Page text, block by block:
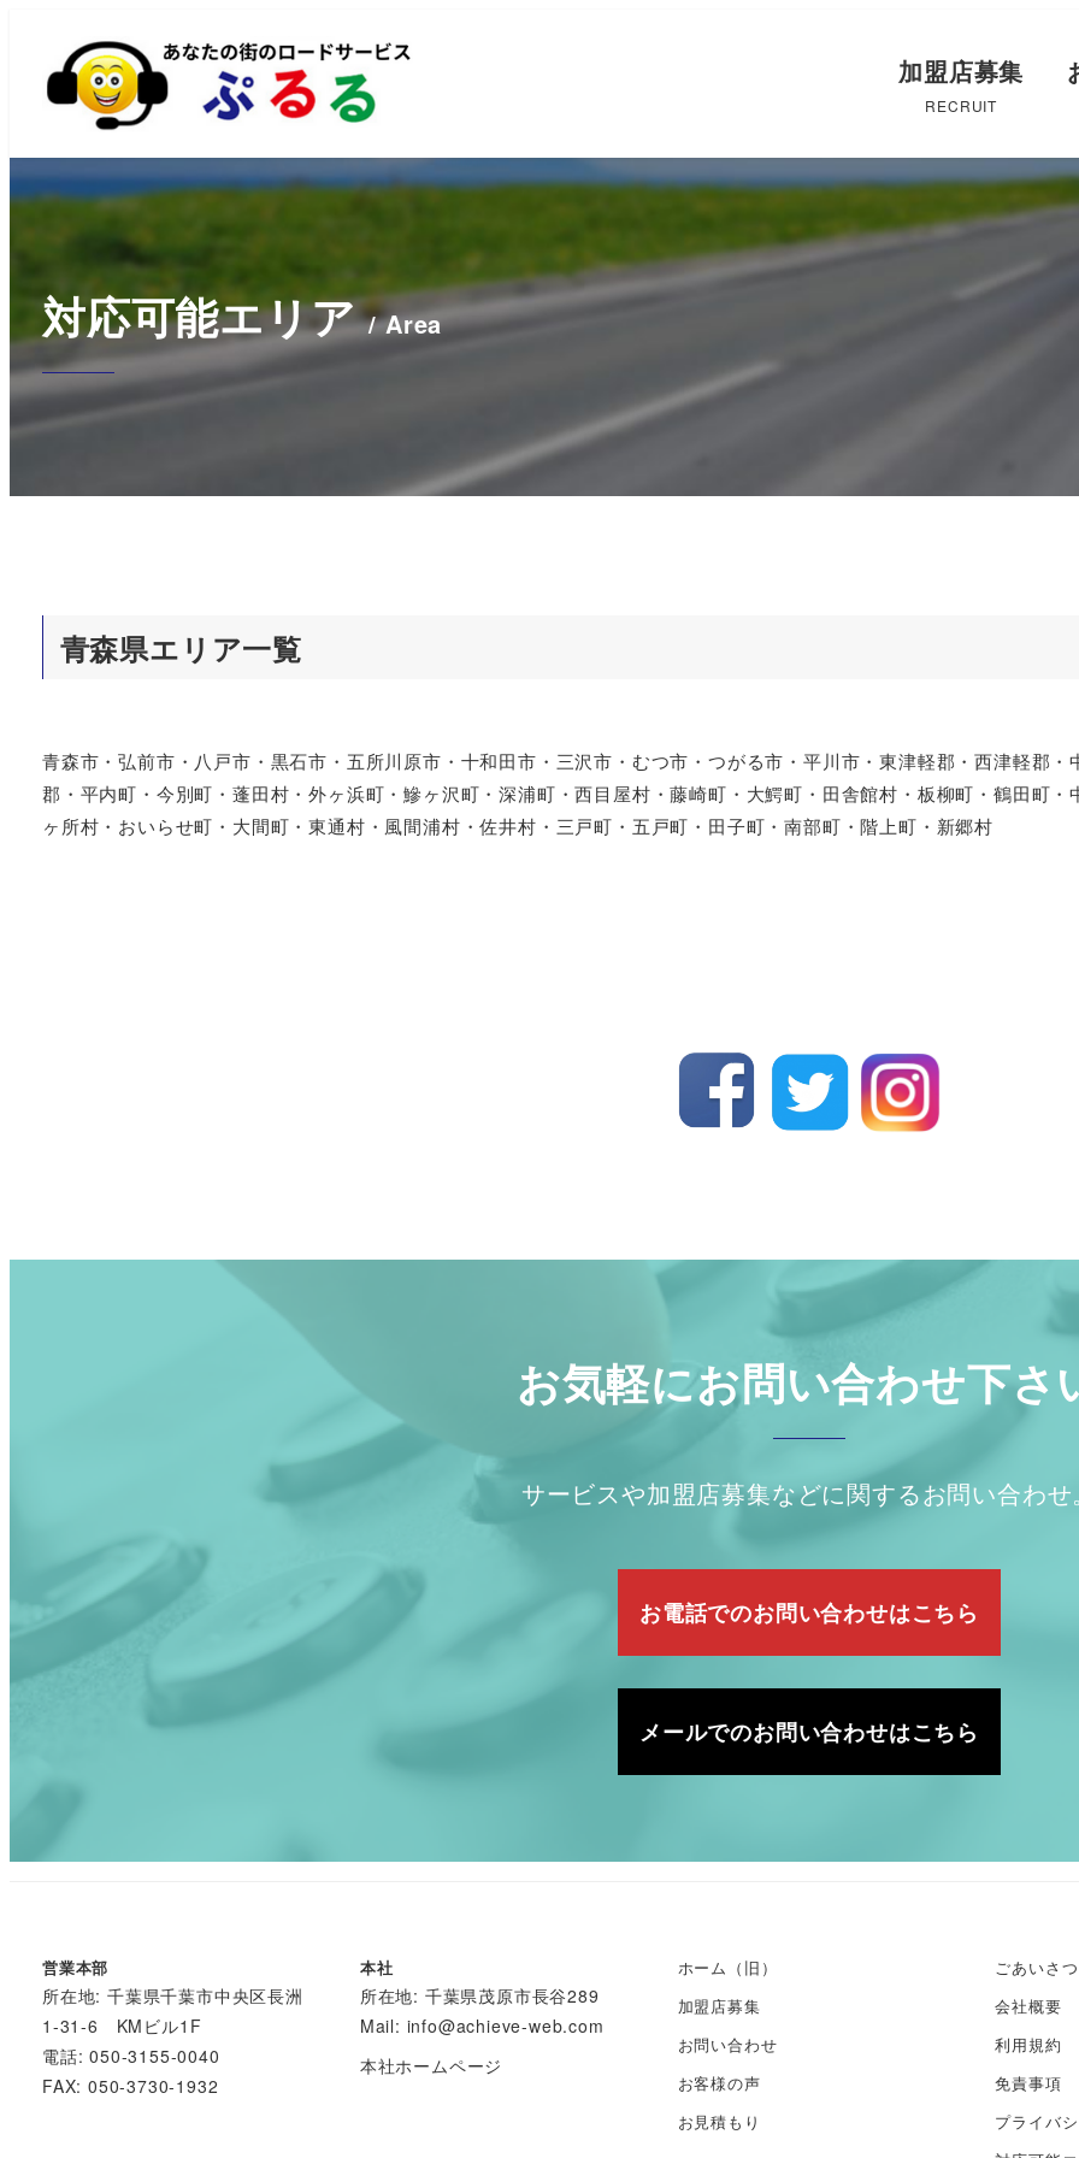
加盟店募集
RECRUIT
対応可能エリア /Area
青森県エリア一覧
青森市・弘前市・八戸市・黒石市・五所川原市・十和田市・三沢市・むつ市・つがる市・平川市・東津軽郡・西津軽郡
郡・平内町・今別町・蓬田村・外ヶ浜町・鰺ヶ沢町・深浦町・西目屋村・藤崎町・大鰐町・田舎館村・板柳町・鶴田町
ヶ所村・おいらせ町・大間町・東通村・風間浦村・佐井村・三戸町・五戸町・田子町・南部町・階上町・新郷村
お気軽にお問い合わせ下さ
サービスや加盟店募集などに関するお問い合わせ
お電話でのお問い合わせはこちら
メールでのお問い合わせはこちら
営業本部
所在地: 千葉県千葉市中央区長洲
1-31-6 KMビル1F
電話: 050-3155-0040
FAX: 050-3730-1932
本社
所在地: 千葉県茂原市長谷289
Mail: info@achieve-web.com
本社ホームページ
ホーム（旧）
加盟店募集
お問い合わせ
お客様の声
お見積もり
ごあいさつ
会社概要
利用規約
免責事項
プライバ